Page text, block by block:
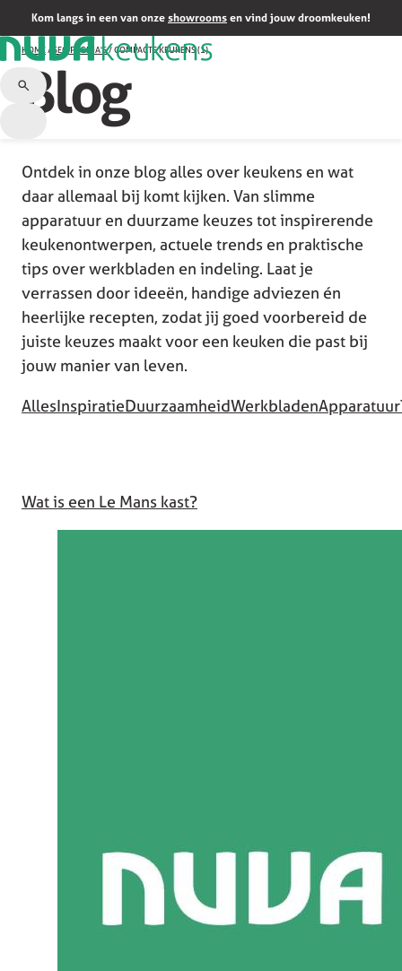
Kom langs in een van onze showrooms en vind jouw droomkeuken!
HOME/ SEO PAGINA'S/COMPACTE KEUKENS (1)
Blog
Ontdek in onze blog alles over keukens en wat
daar allemaal bij komt kijken. Van slimme
apparatuur en duurzame keuzes tot inspirerende
keukenontwerpen, actuele trends en praktische
tips over werkbladen en indeling. Laat je
verrassen door ideeën, handige adviezen én
heerlijke recepten, zodat jij goed voorbereid de
juiste keuzes maakt voor een keuken die past bij
jouw manier van leven.
AllesInspiratieDuurzaamheidWerkbladenApparatuur
Wat is een Le Mans kast?